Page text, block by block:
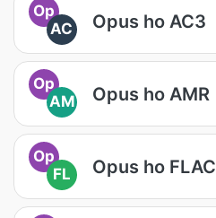
Op
AC
Opus ho AC3
Op
AM
Opus ho AMR
Op
FL
Opus ho FLAC